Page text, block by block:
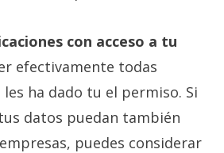
con acceso a tu
efectivamente todas
les ha dado tu el permiso. Si
datos puedan también
puedes considerar